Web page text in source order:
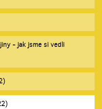
- jak jsme si vedli